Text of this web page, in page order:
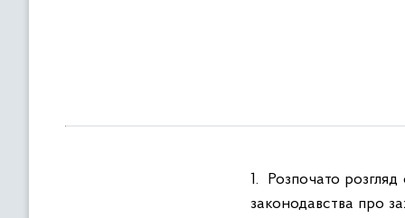
1. Розпочато
законодавства про